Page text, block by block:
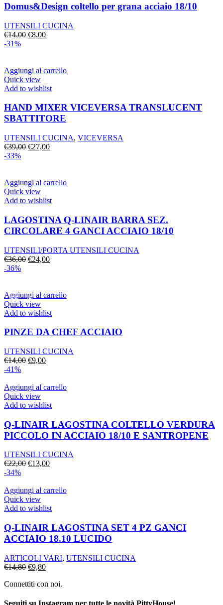
Domus&Design coltello per grana acciaio 18/10
UTENSILI CUCINA
€14,00 Il
€14,00.
€8,00Il
€8,00.
-31%
Aggiungi al carrello
Quick view
Add to wishlist
HAND MIXER VICEVERSA TRANSLUCENT
SBATTITORE
UTENSILI CUCINA, VICEVERSA
€39,00 Il
€39,00.
€27,00Il
€27,00.
-33%
Aggiungi al carrello
Quick view
Add to wishlist
LAGOSTINA Q-LINAIR BARRA SEZ.
CIRCOLARE 4 GANCI ACCIAIO 18/10
UTENSILI/PORTA UTENSILI CUCINA
€36,00 Il
€36,00.
€24,00Il
€24,00.
-36%
Aggiungi al carrello
Quick view
Add to wishlist
PINZE DA CHEF ACCIAIO
UTENSILI CUCINA
€14,00 Il
era:
€14,00.
€9,00Il
è:
-41%
Aggiungi al carrello
Quick view
Add to wishlist
Q-LINAIR LAGOSTINA COLTELLO VERDURA
PICCOLO IN ACCIAIO 18/10 E SANTROPENE
UTENSILI CUCINA
€22,00 Il
era:
€22,00.
€13,00Il
è:
-34%
Aggiungi al carrello
Quick view
Add to wishlist
Q-LINAIR LAGOSTINA SET 4 PZ GANCI
ACCIAIO 18.10 LUCIDO
ARTICOLI VARI, UTENSILI CUCINA
€14,80 Il
originale
€14,80.
€9,80Il
attuale
€9,80.
Connettiti con noi.
Seguiti su Instagram per tutte le novità PittyHouse!